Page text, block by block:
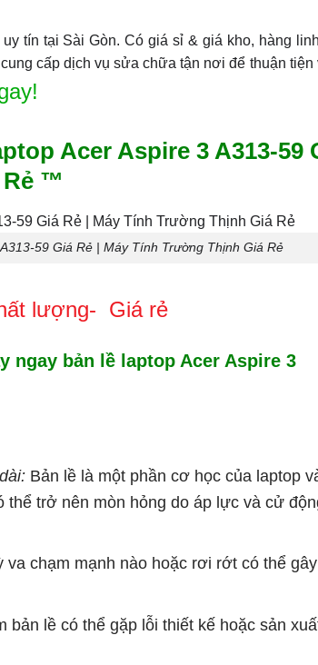
tín tại Sài Gòn. Có giá sỉ & giá kho, hàng
cấp dịch vụ sửa chữa tận nơi để thuận tiện
Acer Aspire 3 A313-59
Rẻ ™
59 Giá Rẻ | Máy Tính Trường Thịnh Giá Rẻ
lượng- Giá rẻ
ngay bản lề laptop Acer Aspire 3
Bản lề là một phần cơ học của laptop
trở nên mòn hỏng do áp lực và cử
va chạm mạnh nào hoặc rơi rớt có thể gây
bản lề có thể gặp lỗi thiết kế hoặc sản